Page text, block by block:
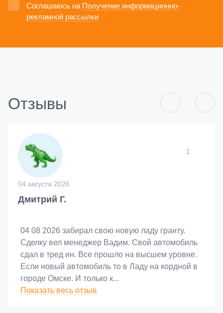
Соглашаюсь на Получение информационно-
рекламной рассылки
Отзывы
1
04 августа 2026
Дмитрий Г.
04 08 2026 забирал свою новую ладу гранту.
Сделку вел менеджер Вадим. Свой автомобиль
сдал в тред ин. Все прошло на высшем уровне.
Если новый автомобиль то в Ладу на кордной в
городе Омске. И только к...
Показать весь отзыв